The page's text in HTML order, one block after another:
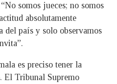
somos jueces; no somos
absolutamente
del país y solo observamos
es preciso tener la
El Tribunal Supremo